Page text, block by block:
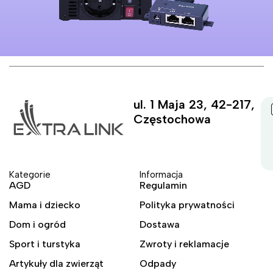
ul. 1 Maja 23, 42-217,
Częstochowa
Kategorie
AGD
Mama i dziecko
Dom i ogród
Sport i turstyka
Artykuły dla zwierząt
Informacja
Regulamin
Polityka prywatności
Dostawa
Zwroty i reklamacje
Odpady